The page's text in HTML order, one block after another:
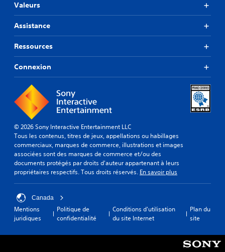
Valeurs
Assistance
Ressources
Connexion
© 2026 Sony Interactive Entertainment LLC
Tous les contenus, titres de jeux, appellations ou habillages
commerciaux, marques de commerce, illustrations et images
associées sont des marques de commerce et/ou des
documents protégés par droits d'auteur appartenant à leurs
propriétaires respectifs. Tous droits réservés. En savoir plus
Canada
Mentions
juridiques
Politique de
confidentialité
Conditions d'utilisation
du site Internet
Plan du
site